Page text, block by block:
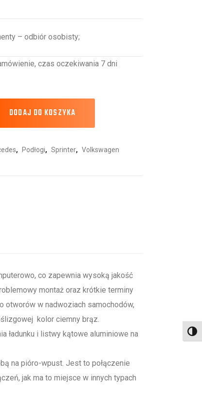
– odbiór osobisty;
czas oczekiwania 7 dni
DODAJ DO KOSZYKA
, Podłogi, Sprinter, Volkswagen
co zapewnia wysoką jakość
montaż oraz krótkie terminy
w nadwoziach samochodów,
kolor ciemny brąz.
ładunku i listwy kątowe aluminiowe na
na pióro-wpust. Jest to połączenie
jak ma to miejsce w innych typach